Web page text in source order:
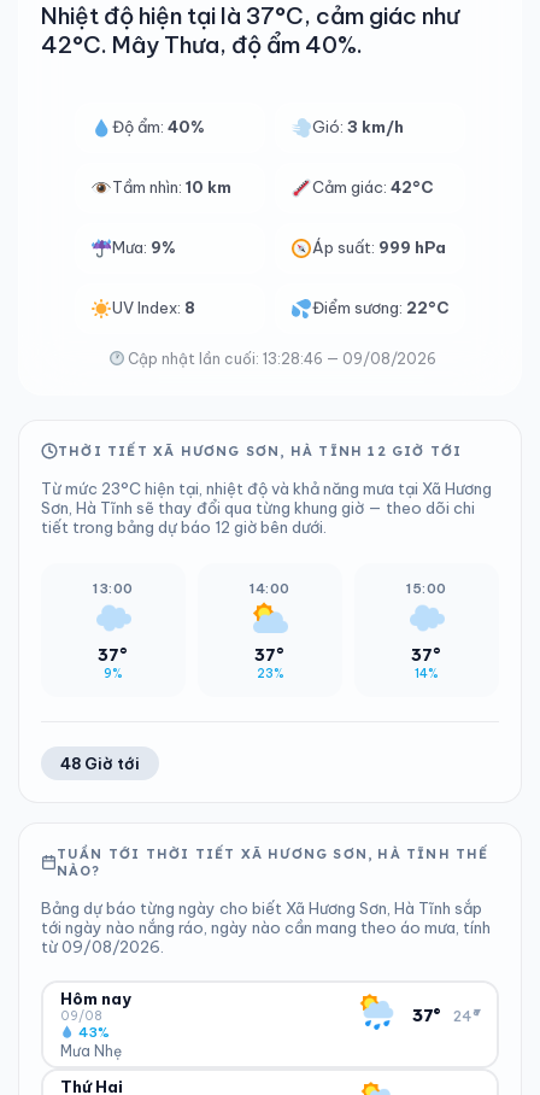
Nhiệt độ hiện tại là 37°C, cảm giác như
42°C. Mây Thưa, độ ẩm 40%.
Độ ẩm: 40% Gió:3 km/h
Tầm nhìn: 10 km Cảm giác:42°C
Mưa: 9% Áp suất: 999 hPa
UV Index: 8 Điểm sương: 22°C
Cập nhật lần cuối: 13:28:46 — 09/08/2026
THỜI TIẾT XÃ HƯƠNG SƠN, HÀ TĨNH 12 GIỜ TỚI
Từ mức 23°C hiện tại, nhiệt độ và khả năng mưa tại Xã Hương
Sơn, Hà Tĩnh sẽ thay đổi qua từng khung giờ — theo dõi chi
tiết trong bảng dự báo 12 giờ bên dưới.
13:00
37°
9%
14:00
37°
23%
15:00
37°
14%
48 Giờ tới
TUẦN TỚI THỜI TIẾT XÃ HƯƠNG SƠN, HÀ TĨNH THẾ
NÀO?
Bảng dự báo từng ngày cho biết Xã Hương Sơn, Hà Tĩnh sắp
tới ngày nào nắng ráo, ngày nào cần mang theo áo mưa, tính
từ 09/08/2026.
Hôm nay
09/08
Mưa Nhẹ
43%
37° 24°
▾
ĐỘ ẨM
Thứ Hai